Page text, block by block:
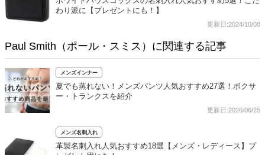
わり派に【プレゼントにも！】
更新日:2024/10/08
Paul Smith（ポール・スミス）に関連する記事
メンズインナー
夏でも蒸れない！メンズパンツ人気おすすめ27選！ボクサ
ー・トランクスを紹介
更新日:2026/06/25
メンズ名刺入れ
革製名刺入れ人気おすすめ18選【メンズ・レディース】プ